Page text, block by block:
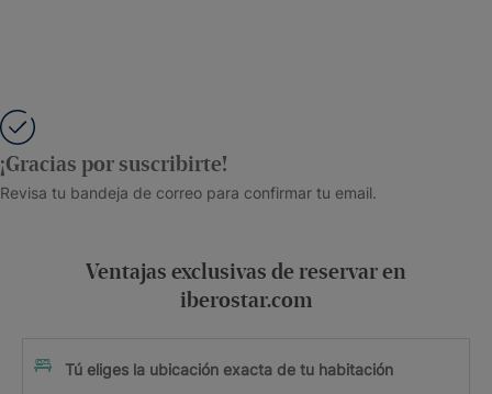
¡Gracias por suscribirte!
Revisa tu bandeja de correo para confirmar tu email.
Ventajas exclusivas de reservar en
iberostar.com
Tú eliges la ubicación exacta de tu habitación